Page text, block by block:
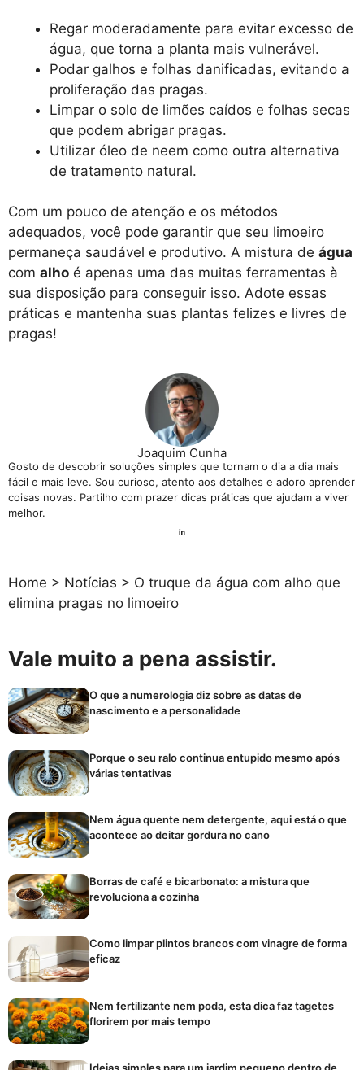
Regar moderadamente para evitar excesso de
água, que torna a planta mais vulnerável.
Podar galhos e folhas danificadas, evitando a
proliferação das pragas.
Limpar o solo de limões caídos e folhas secas
que podem abrigar pragas.
Utilizar óleo de neem como outra alternativa
de tratamento natural.
Com um pouco de atenção e os métodos
adequados, você pode garantir que seu limoeiro
permaneça saudável e produtivo. A mistura de água
com alho é apenas uma das muitas ferramentas à
sua disposição para conseguir isso. Adote essas
práticas e mantenha suas plantas felizes e livres de
pragas!
Joaquim Cunha
Gosto de descobrir soluções simples que tornam o dia a dia mais
fácil e mais leve. Sou curioso, atento aos detalhes e adoro aprender
coisas novas. Partilho com prazer dicas práticas que ajudam a viver
melhor.
Home > Notícias > O truque da água com alho que
elimina pragas no limoeiro
Vale muito a pena assistir.
O que a numerologia diz sobre as datas de
nascimento e a personalidade
Porque o seu ralo continua entupido mesmo após
várias tentativas
Nem água quente nem detergente, aqui está o que
acontece ao deitar gordura no cano
Borras de café e bicarbonato: a mistura que
revoluciona a cozinha
Como limpar plintos brancos com vinagre de forma
eficaz
Nem fertilizante nem poda, esta dica faz tagetes
florirem por mais tempo